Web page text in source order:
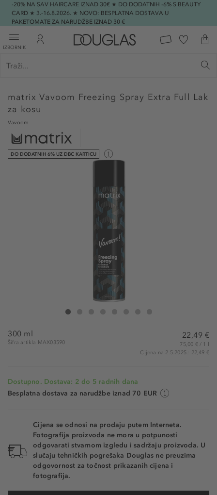
-20% NA SAV HAIRCARE IZNAD 30€ ★ DO DODATNIH -6% S BEAUTY
CARD ★ 3.-16.8.2026. ★ NOVO: BESPLATNA DOSTAVA U
PAKETOMATE ZA NARUDŽBE IZNAD 30 €
IZBORNIK
matrixVavoom Freezing Spray Extra Full Lak
za kosu
Vavoom
DO DODATNIH 6% UZ DBC KARTICU
matrix Vavoom Freezing Spray Extra Full
300 ml
Šifra artikla MAX03590
22,49 €
75,00 € / 1 l
Cijena na 2.5.2025.: 22,49 €
Dostupno. Dostava: 2 do 5 radnih dana
Besplatna dostava za narudžbe iznad 70 EUR
Cijena se odnosi na prodaju putem Interneta.
Fotografija proizvoda ne mora u potpunosti
odgovarati stvarnom izgledu i sadržaju proizvoda. U
slučaju tehničkih pogrešaka Douglas ne preuzima
odgovornost za točnost prikazanih cijena i
fotografija.